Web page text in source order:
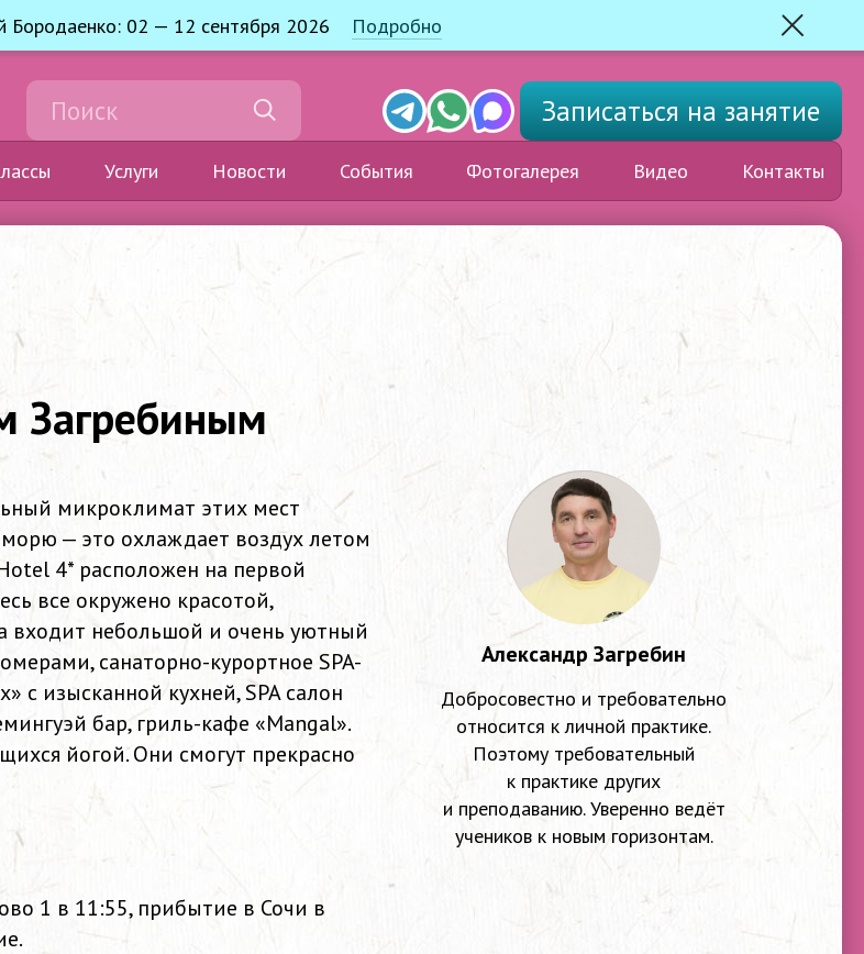
Бородаенко: 02 — 12 сентября 2026
Подробно
Закрыть
TelegramWhats'app
Max Записатьсяна занятие
Услуги Новости События Фотогалерея Видео Контакты
Загребиным
микроклимат этих мест
— это охлаждает воздух летом
4* расположен на первой
все окружено красотой,
входит небольшой и очень уютный
санаторно-курортное SPA-
с изысканной кухней, SPA салон
бар, гриль-кафе «Mangal».
йогой. Они смогут прекрасно
1 в 11:55, прибытие в Сочи в
Александр Загребин
Добросовестно и требовательно
относится к личной практике.
Поэтому требовательный
к практике других
и преподаванию. Уверенно ведёт
учеников к новым горизонтам.